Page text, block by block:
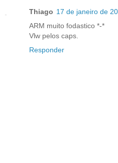
Thiago 17 de janeiro de
ARM muito fodastico *-*
Vlw pelos caps.
Responder